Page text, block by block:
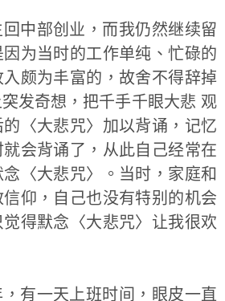
中部创业，而我仍然继续留
为当时的工作单纯、忙碌的
颇为丰富的，故舍不得辞掉
发奇想，把千手千眼大悲 观
〈大悲咒〉加以背诵，记忆
会背诵了，从此自己经常在
〈大悲咒〉。当时，家庭和
仰，自己也没有特别的机会
得默念〈大悲咒〉让我很欢
有一天上班时间，眼皮一直